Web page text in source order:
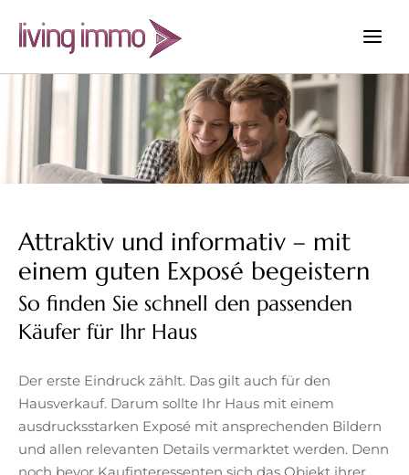
Inhalt
Attraktiv und informativ – mit
einem guten Exposé begeistern
So finden Sie schnell den passenden
Käufer für Ihr Haus
Der erste Eindruck zählt. Das gilt auch für den
Hausverkauf. Darum sollte Ihr Haus mit einem
ausdrucksstarken Exposé mit ansprechenden Bildern
und allen relevanten Details vermarktet werden. Denn